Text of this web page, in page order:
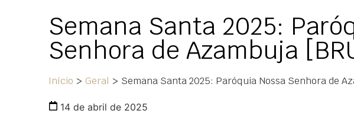
Semana Santa 2025:
Senhora de Azambuja
Início > Geral > Semana Santa 2025: Paróquia Nossa Senhora de
14 de abril de 2025